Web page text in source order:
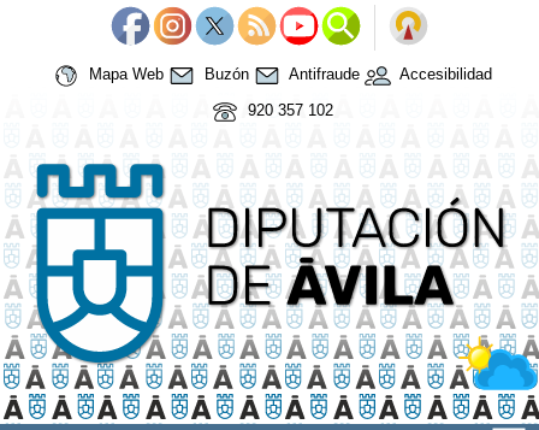
Mapa Web Buzón Antifraude
Accesibilidad
920 357 102